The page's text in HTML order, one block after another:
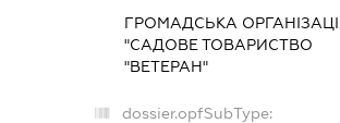
ГРОМАДСЬКА
"САДОВЕ ТОВАРИСТВО
"ВЕТЕРАН"
dossier.opfSubType: